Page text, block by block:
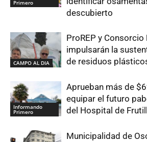
Primero
descubierto
CAMPO AL DIA
ProREP y Consorcio
impulsarán la
de residuos
Informando
Primero
Aprueban más de
equipar el futuro
del Hospital de
Municipalidad de